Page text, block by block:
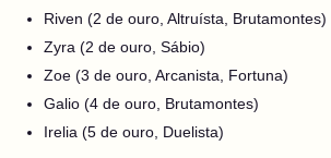
Riven (2 de ouro, Altruísta, Brutamontes)
Zyra (2 de ouro, Sábio)
Zoe (3 de ouro, Arcanista, Fortuna)
Galio (4 de ouro, Brutamontes)
Irelia (5 de ouro, Duelista)